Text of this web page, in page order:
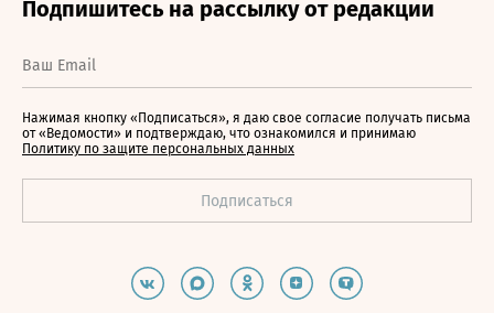
Нажимая кнопку «Подписаться», я даю свое согласие получать письма
от «Ведомости» и подтверждаю, что ознакомился и принимаю
Политику по защите персональных данных